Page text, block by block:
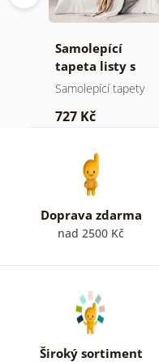
Samolepící
tapeta listy s
pastelovým
Samolepící tapety
727 Kč
Doprava zdarma
nad 2500 Kč
Široký sortiment